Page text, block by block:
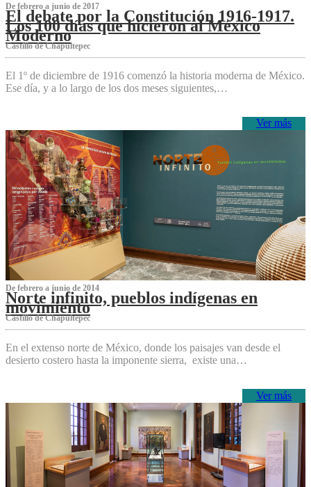
De febrero a junio de 2017
El debate por la Constitución 1916-1917.
Los 100 días que hicieron al México
Moderno
Castillo de Chapultepec
El 1º de diciembre de 1916 comenzó la historia moderna de México.
Ese día, y a lo largo de los dos meses siguientes,…
Ver más
De febrero a junio de 2014
Norte infinito, pueblos indígenas en
movimiento
Castillo de Chapultepec
En el extenso norte de México, donde los paisajes van desde el
desierto costero hasta la imponente sierra, existe una…
Ver más